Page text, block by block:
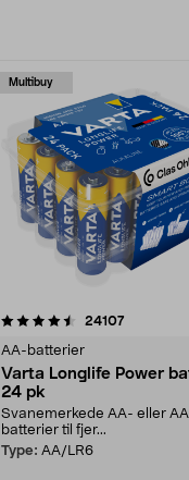
Multibuy
24107
AA-batterier
Varta Longlife Power
24 pk
Svanemerkede AA- eller
batterier til fjer...
Type: AA/LR6
4.5av 5 stjerner